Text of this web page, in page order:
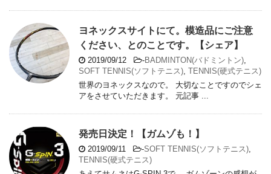
ヨネックスサイトにて。模造品にご注意
ください、とのことです。【シェア】
2019/09/12 -BADMINTON(バドミントン),
SOFT TENNIS(ソフトテニス), TENNIS(硬式テニス)
世界のヨネックスなので。 大切なことですのでシェ
アをさせていただきます。 元記事 ...
発売日決定！【ガムゾも！】
2019/09/11 -SOFT TENNIS(ソフトテニス),
TENNIS(硬式テニス)